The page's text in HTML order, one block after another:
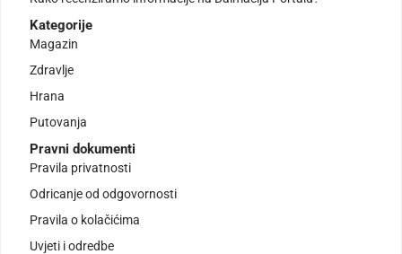
Kategorije
Magazin
Zdravlje
Hrana
Putovanja
Pravni dokumenti
Pravila privatnosti
Odricanje od odgovornosti
Pravila o kolačićima
Uvjeti i odredbe